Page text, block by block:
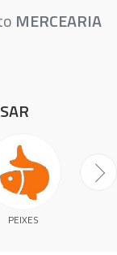
MERCEARIA
PEIXES